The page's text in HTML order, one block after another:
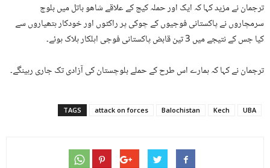
ترجمان نے مزید کہا کہ ایک اور حملہ کیچ کے علاقے شاھو باتل میں بلوچ
سرمچاروں نے پاکستانی فوجیوں کے چوکی پر راکٹوں اور خودکار ہتھیاروں سے
کیا جس کے نتیجے میں 3 تین قابض پاکستانی فوجی اہلکار ہلاک ہوئے۔
ترجمان نے کہا کہ ہمارے اس طرح کے حملے بلوچستان کی آزادی تک جاری رہینگے۔
TAGS attack on forces Balochistan Kech UBA